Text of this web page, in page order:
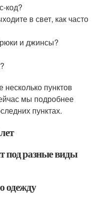
код?
в свет, как часто
и джинсы?
пунктов
мы подробнее
пунктах.
под разные виды
одежду